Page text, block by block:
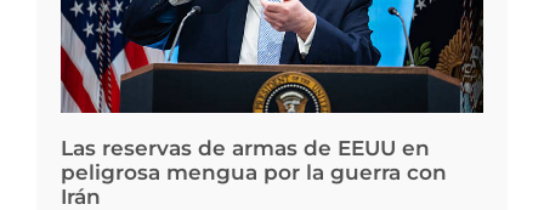
Las reservas de armas de EEUU en
peligrosa mengua por la guerra con
Irán